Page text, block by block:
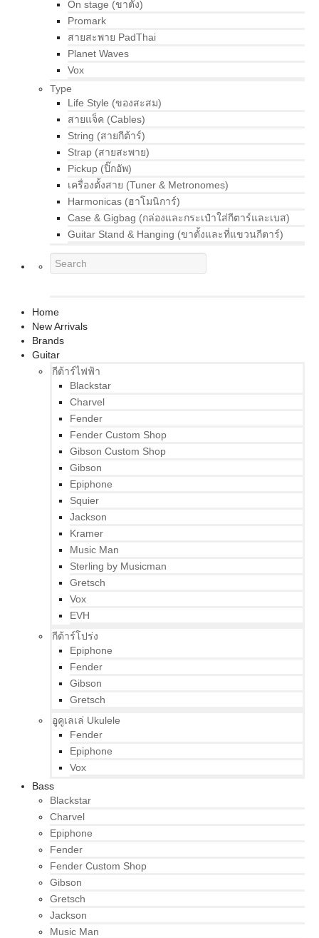
On stage (ขาตั้ง)
Promark
สายสะพาย PadThai
Planet Waves
Vox
Type
Life Style (ของสะสม)
สายแจ็ค (Cables)
String (สายกีต้าร์)
Strap (สายสะพาย)
Pickup (ปิ๊กอัพ)
เครื่องตั้งสาย (Tuner & Metronomes)
Harmonicas (ฮาโมนิการ์)
Case & Gigbag (กล่องและกระเป๋าใส่กีตาร์และเบส)
Guitar Stand & Hanging (ขาตั้งและที่แขวนกีตาร์)
Home
New Arrivals
Brands
Guitar
กีต้าร์ไฟฟ้า
Blackstar
Charvel
Fender
Fender Custom Shop
Gibson Custom Shop
Gibson
Epiphone
Squier
Jackson
Kramer
Music Man
Sterling by Musicman
Gretsch
Vox
EVH
กีต้าร์โปร่ง
Epiphone
Fender
Gibson
Gretsch
อูคูเลเล่ Ukulele
Fender
Epiphone
Vox
Bass
Blackstar
Charvel
Epiphone
Fender
Fender Custom Shop
Gibson
Gretsch
Jackson
Music Man